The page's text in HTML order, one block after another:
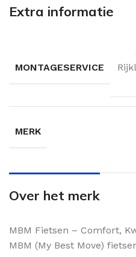
Extra informatie
MONTAGESERVICE
MERK
Over het merk
MBM Fietsen – Comfort,
MBM (My Best Move)